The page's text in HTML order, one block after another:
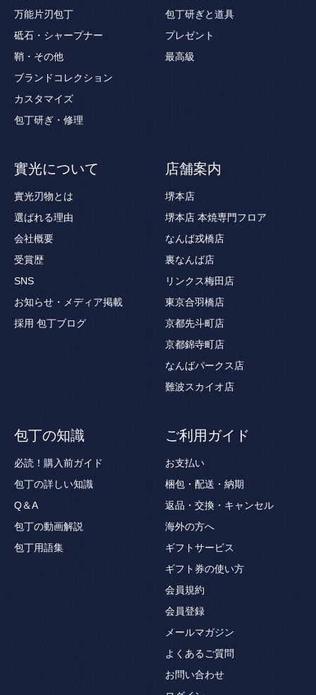
万能片刃包丁
砥石・シャープナー
鞘・その他
ブランドコレクション
カスタマイズ
包丁研ぎ・修理
包丁研ぎと道具
プレゼント
最高級
實光について
實光刃物とは
選ばれる理由
会社概要
受賞歴
SNS
お知らせ・メディア掲載
採用 包丁ブログ
店舗案内
堺本店
堺本店 本焼専門フロア
なんば戎橋店
裏なんば店
リンクス梅田店
東京合羽橋店
京都先斗町店
京都錦寺町店
なんばパークス店
難波スカイオ店
包丁の知識
必読！購入前ガイド
包丁の詳しい知識
Q＆A
包丁の動画解説
包丁用語集
ご利用ガイド
お支払い
梱包・配送・納期
返品・交換・キャンセル
海外の方へ
ギフトサービス
ギフト券の使い方
会員規約
会員登録
メールマガジン
よくあるご質問
お問い合わせ